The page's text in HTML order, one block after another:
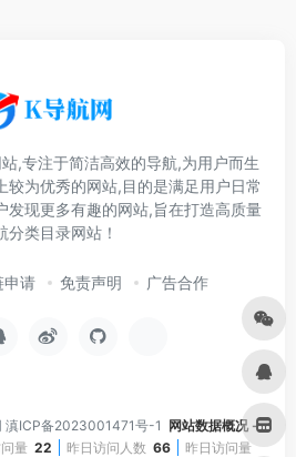
,专注于简洁高效的导航,为用户而生
较为优秀的网站,目的是满足用户日常
发现更多有趣的网站,旨在打造高质量
分类目录网站！
申请 免责声明 广告合作
滇ICP备2023001471号-1 网站数据概况 -
量 22 昨日访问人数 66 昨日访问量